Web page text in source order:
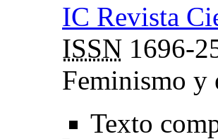
IC Revista
ISSN 1696-
Feminismo y
Texto